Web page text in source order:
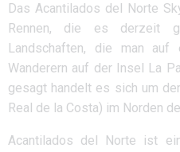
Das Acantilados del Norte
Rennen, die es derzeit
Landschaften, die man
Wanderern auf der Insel La
gesagt handelt es sich um
Real de la Costa) im Norden
Acantilados del Norte ist